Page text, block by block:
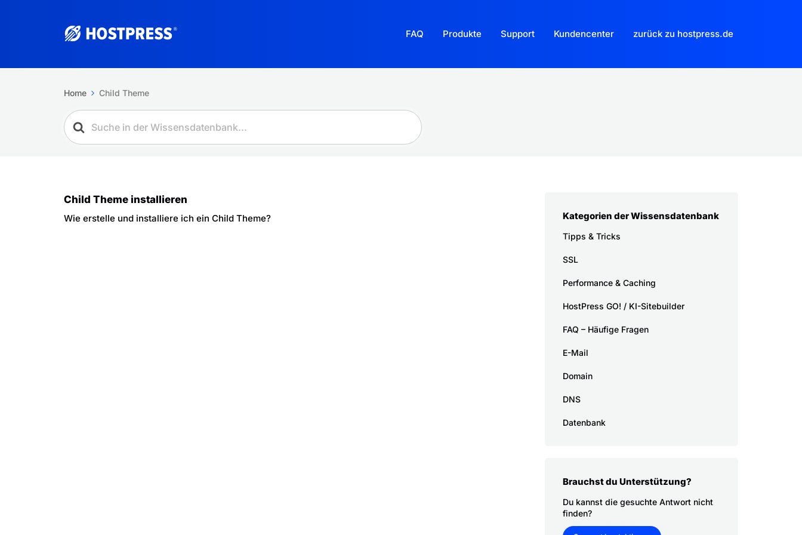
FAQ Produkte Support Kundencenter zurück zu hostpress.de
Home Child Theme
Child Theme installieren
Wie erstelle und installiere ich ein Child Theme? Kategorien der Wissensdatenbank
Tipps & Tricks
SSL
Performance & Caching
HostPress GO! / KI-Sitebuilder
FAQ – Häufige Fragen
E-Mail
Domain
DNS
Datenbank
Brauchst du Unterstützung?
Du kannst die gesuchte Antwort nicht
finden?